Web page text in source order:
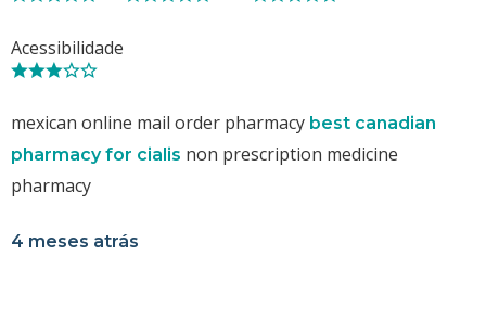
Acessibilidade
mexican online mail order pharmacy best canadian
pharmacy for cialis non prescription medicine
pharmacy
4 meses atrás